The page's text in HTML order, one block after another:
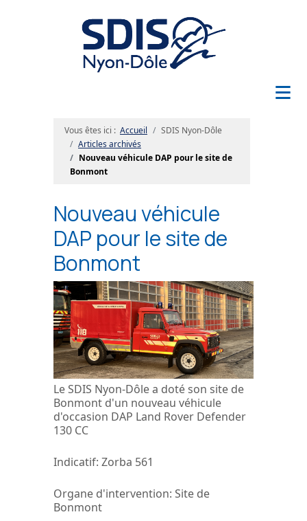
≡
Vous êtes ici : Accueil
SDIS Nyon-Dôle
Articles archivés
Nouveau véhicule DAP pour le site de
Bonmont
Nouveau véhicule
DAP pour le site de
Bonmont
Le SDIS Nyon-Dôle a doté son site de
Bonmont d'un nouveau véhicule
d'occasion DAP Land Rover Defender
130 CC
Indicatif: Zorba 561
Organe d'intervention: Site de
Bonmont